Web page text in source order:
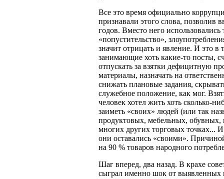
Все это время официально
признавали этого слова, позволив
годов. Вместо него
«попустительство»,
значит отрицать и явление. И это в
занимающие хоть какие-то посты,
отпускать за взятки дефицитную
материалы, назначать на
снижать плановые задания,
служебное положение, как мог.
человек хотел жить хоть сколько-
заиметь «своих» людей (или так
продуктовых, мебельных, обувных,
многих других торговых точках...
они оставались «своими».
на 90 % товаров народного
Шаг вперед, два назад. В крахе
сыграл именно шок от выявленных